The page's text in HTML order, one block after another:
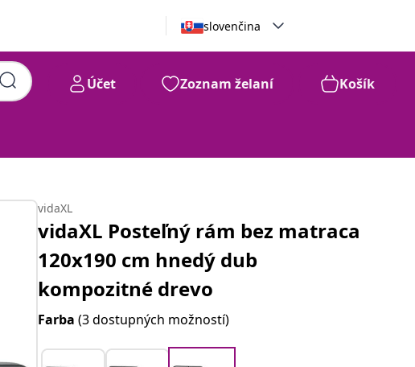
slovenčina
Účet Zoznam želaní Košík
vidaXL
vidaXL Posteľný rám bez matraca
120x190 cm hnedý dub
kompozitné drevo
Farba(3 dostupných možností)